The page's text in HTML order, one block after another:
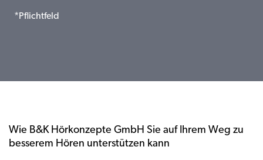
*Pflichtfeld
Wie B&K Hörkonzepte GmbH Sie auf Ihrem Weg zu
besserem Hören unterstützen kann